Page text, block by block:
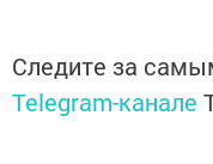
Следите за
Telegram-канале